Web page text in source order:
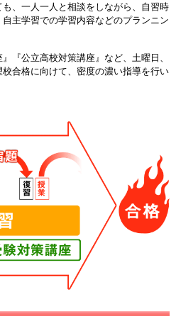
、一人一人と相談をしながら、自習時
主学習での学習内容などのプランニン
『公立高校対策講座』など、土曜日、
合格に向けて、密度の濃い指導を行い